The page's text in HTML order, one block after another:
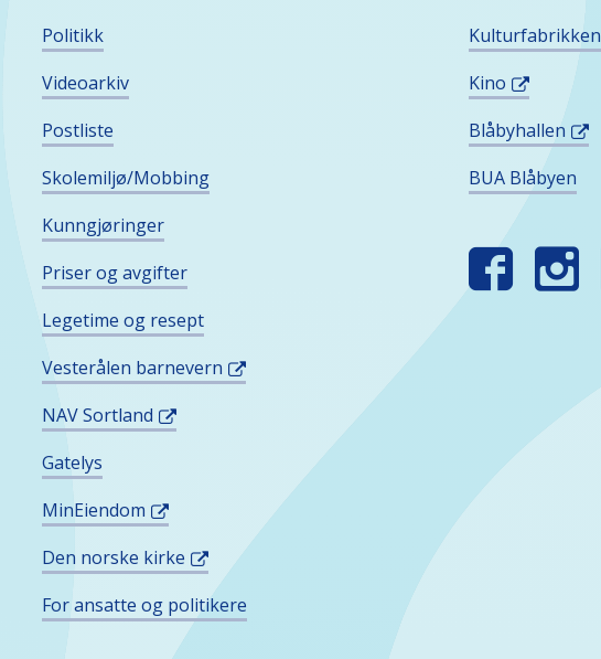
Politikk
Videoarkiv
Postliste
Skolemiljø/Mobbing
Kunngjøringer
Priser og avgifter
Legetime og resept
Vesterålen barnevern
NAV Sortland
Gatelys
MinEiendom
Den norske kirke
For ansatte og politikere
Kulturfabrikken
Kino
Blåbyhallen
BUA Blåbyen
FINN
OSS